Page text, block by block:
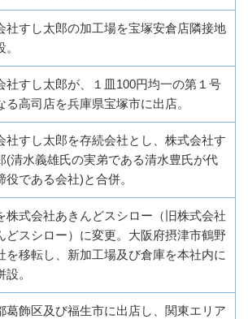
社すし太郎の加工場を宝塚安倉店隣接地
社すし太郎が、１皿100円均一の第１号
る高司店を兵庫県宝塚市に出店。
社すし太郎を存続会社とし、株式会社す
(清水義雄氏の実弟である清水豊氏が代
役である会社)と合併。
株式会社あきんどスシロー（旧株式会社
どスシロー）に変更。大阪府摂津市鶴野
を移転し、新加工場及び倉庫を本社内に
。
葛飾区及び福生市に出店し、関東エリア